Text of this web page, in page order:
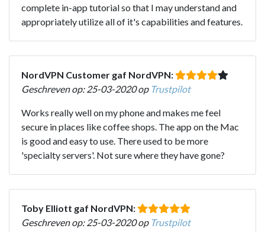
complete in-app tutorial so that I may understand and
appropriately utilize all of it's capabilities and features.
NordVPN Customer gaf NordVPN:
Geschreven op: 25-03-2020 op Trustpilot
Works really well on my phone and makes me feel
secure in places like coffee shops. The app on the Mac
is good and easy to use. There used to be more
'specialty servers'. Not sure where they have gone?
Toby Elliott gaf NordVPN:
Geschreven op: 25-03-2020 op Trustpilot